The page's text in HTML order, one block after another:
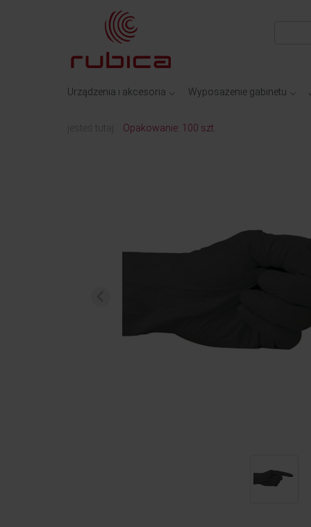
Urządzenia i akcesoria Wyposażenie gabinetu
jesteś tutaj: Opakowanie: 100 szt.